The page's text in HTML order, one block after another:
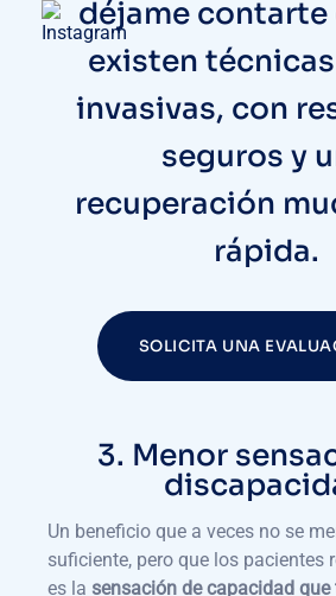
déjame contarte
existen
invasivas, con
seguros y
recuperación
rápida.
SOLICITA UNA
3. Menor
Un beneficio que a veces no se
suficiente, pero que los pacientes
es la sensación de capacidad que